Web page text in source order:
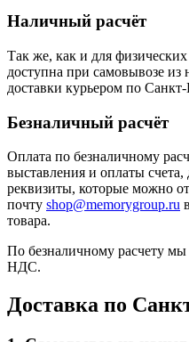
Наличный расчёт
Так же, как и для
доступна при самовывозе
доставки курьером по Санкт-
Безналичный расчёт
Оплата по безналичному
выставления и оплаты
реквизиты, которые можно
почту shop@memorygroup.ru
товара.
По безналичному расчету
НДС.
Доставка по